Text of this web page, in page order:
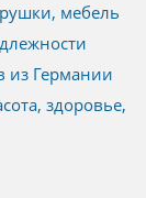
мебель
из Германии
здоровье,